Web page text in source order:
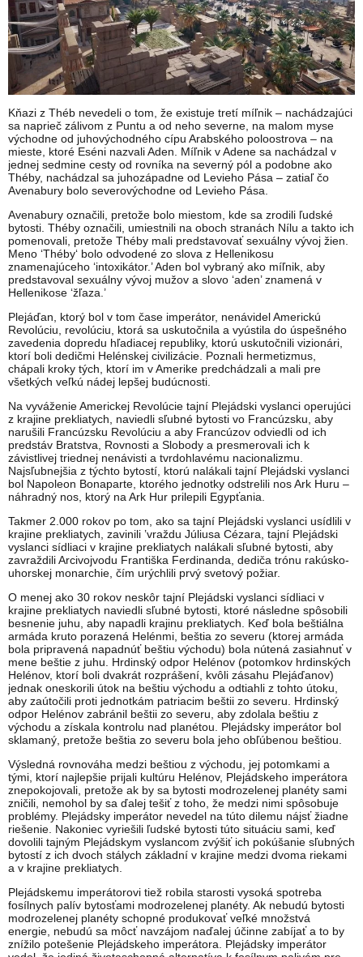
Kňazi z Théb nevedeli o tom, že existuje tretí míľnik – nachádzajúci
sa naprieč zálivom z Puntu a od neho severne, na malom myse
východne od juhovýchodného cípu Arabského poloostrova – na
mieste, ktoré Eséni nazvali Aden. Míľnik v Adene sa nachádzal v
jednej sedmine cesty od rovníka na severný pól a podobne ako
Théby, nachádzal sa juhozápadne od Levieho Pása – zatiaľ čo
Avenabury bolo severovýchodne od Levieho Pása.
Avenabury označili, pretože bolo miestom, kde sa zrodili ľudské
bytosti. Théby označili, umiestnili na oboch stranách Nílu a takto ich
pomenovali, pretože Théby mali predstavovať sexuálny vývoj žien.
Meno ‘Théby‘ bolo odvodené zo slova z Hellenikosu
znamenajúceho ‘intoxikátor.’ Aden bol vybraný ako míľnik, aby
predstavoval sexuálny vývoj mužov a slovo ‘aden’ znamená v
Hellenikose ‘žľaza.’
Plejáďan, ktorý bol v tom čase imperátor, nenávidel Americkú
Revolúciu, revolúciu, ktorá sa uskutočnila a vyústila do úspešného
zavedenia dopredu hľadiacej republiky, ktorú uskutočnili vizionári,
ktorí boli dedičmi Helénskej civilizácie. Poznali hermetizmus,
chápali kroky tých, ktorí im v Amerike predchádzali a mali pre
všetkých veľkú nádej lepšej budúcnosti.
Na vyváženie Americkej Revolúcie tajní Plejádski vyslanci operujúci
z krajine prekliatych, naviedli sľubné bytosti vo Francúzsku, aby
narušili Francúzsku Revolúciu a aby Francúzov odviedli od ich
predstáv Bratstva, Rovnosti a Slobody a presmerovali ich k
závistlivej triednej nenávisti a tvrdohlavému nacionalizmu.
Najsľubnejšia z týchto bytostí, ktorú nalákali tajní Plejádski vyslanci
bol Napoleon Bonaparte, ktorého jednotky odstrelili nos Ark Huru –
náhradný nos, ktorý na Ark Hur prilepili Egypťania.
Takmer 2.000 rokov po tom, ako sa tajní Plejádski vyslanci usídlili v
krajine prekliatych, zavinili ’vraždu Júliusa Cézara, tajní Plejádski
vyslanci sídliaci v krajine prekliatych nalákali sľubné bytosti, aby
zavraždili Arcivojvodu Františka Ferdinanda, dediča trónu rakúsko-
uhorskej monarchie, čím urýchlili prvý svetový požiar.
O menej ako 30 rokov neskôr tajní Plejádski vyslanci sídliaci v
krajine prekliatych naviedli sľubné bytosti, ktoré následne spôsobili
besnenie juhu, aby napadli krajinu prekliatych. Keď bola beštiálna
armáda kruto porazená Helénmi, beštia zo severu (ktorej armáda
bola pripravená napadnúť beštiu východu) bola nútená zasiahnuť v
mene beštie z juhu. Hrdinský odpor Helénov (potomkov hrdinských
Helénov, ktorí boli dvakrát rozprášení, kvôli zásahu Plejáďanov)
jednak oneskorili útok na beštiu východu a odtiahli z tohto útoku,
aby zaútočili proti jednotkám patriacim beštii zo severu. Hrdinský
odpor Helénov zabránil beštii zo severu, aby zdolala beštiu z
východu a získala kontrolu nad planétou. Plejádsky imperátor bol
sklamaný, pretože beštia zo severu bola jeho obľúbenou beštiou.
Výsledná rovnováha medzi beštiou z východu, jej potomkami a
tými, ktorí najlepšie prijali kultúru Helénov, Plejádskeho imperátora
znepokojovali, pretože ak by sa bytosti modrozelenej planéty sami
zničili, nemohol by sa ďalej tešiť z toho, že medzi nimi spôsobuje
problémy. Plejádsky imperátor nevedel na túto dilemu nájsť žiadne
riešenie. Nakoniec vyriešili ľudské bytosti túto situáciu sami, keď
dovolili tajným Plejádskym vyslancom zvýšiť ich pokúšanie sľubných
bytostí z ich dvoch stálych základní v krajine medzi dvoma riekami
a v krajine prekliatych.
Plejádskemu imperátorovi tiež robila starosti vysoká spotreba
fosílnych palív bytosťami modrozelenej planéty. Ak nebudú bytosti
modrozelenej planéty schopné produkovať veľké množstvá
energie, nebudú sa môcť navzájom naďalej účinne zabíjať a to by
znížilo potešenie Plejádskeho imperátora. Plejádsky imperátor